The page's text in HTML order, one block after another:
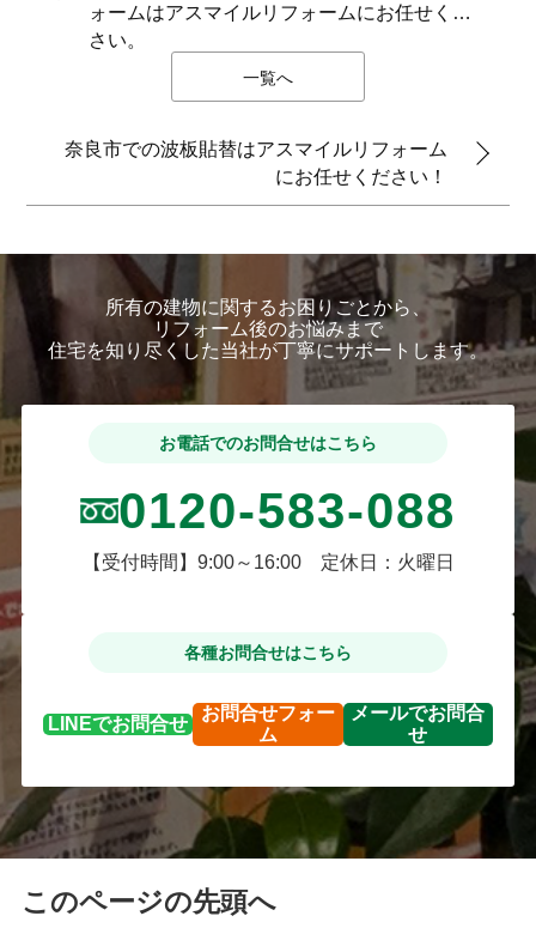
ォームはアスマイルリフォームにお任せくだ
さい。
一覧へ
奈良市での波板貼替はアスマイルリフォーム
にお任せください！
所有の建物に関するお困りごとから、
リフォーム後のお悩みまで
住宅を知り尽くした当社が丁寧にサポートします。
お電話でのお問合せはこちら
0120-583-088
【受付時間】9:00～16:00 定休日：火曜日
各種お問合せはこちら
LINEでお問合せ
お問合せフォー
ム
メールでお問合
せ
このページの先頭へ